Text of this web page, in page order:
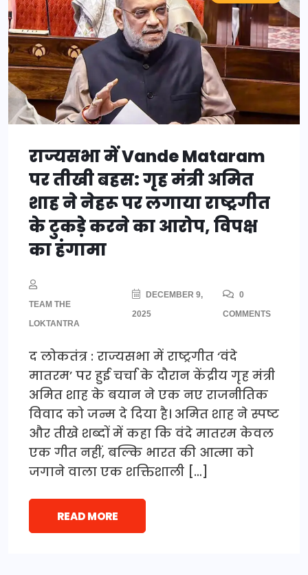
राज्यसभा में Vande Mataram
पर तीखी बहस: गृह मंत्री अमित
शाह ने नेहरू पर लगाया राष्ट्रगीत
के टुकड़े करने का आरोप, विपक्ष
का हंगामा
TEAM THE
LOKTANTRA
DECEMBER 9,
2025
0
COMMENTS
द लोकतंत्र : राज्यसभा में राष्ट्रगीत ‘वंदे
मातरम’ पर हुई चर्चा के दौरान केंद्रीय गृह मंत्री
अमित शाह के बयान ने एक नए राजनीतिक
विवाद को जन्म दे दिया है। अमित शाह ने स्पष्ट
और तीखे शब्दों में कहा कि वंदे मातरम केवल
एक गीत नहीं, बल्कि भारत की आत्मा को
जगाने वाला एक शक्तिशाली […]
READ MORE